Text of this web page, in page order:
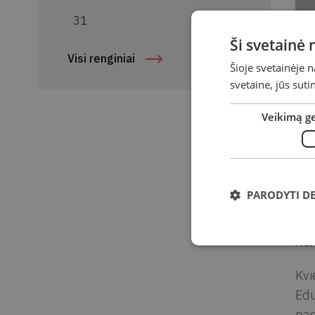
31
Visi renginiai
Ši svetainė
Šioje svetainėje
svetaine, jūs
Veikimą
PARODYTI